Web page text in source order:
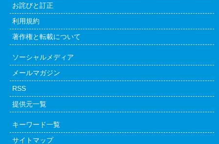
お詫びと訂正
利用規約
著作権と転載について
ソーシャルメディア
メールマガジン
RSS
提供元一覧
キーワード一覧
サイトマップ